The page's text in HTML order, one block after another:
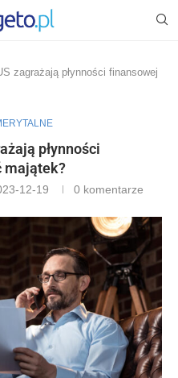
zagrażają płynności finansowej
płynności
majątek?
12-19 0 komentarze